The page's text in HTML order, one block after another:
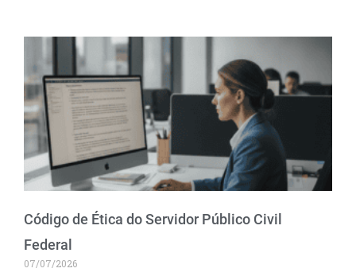
Código de Ética do Servidor Público Civil
Federal
07/07/2026